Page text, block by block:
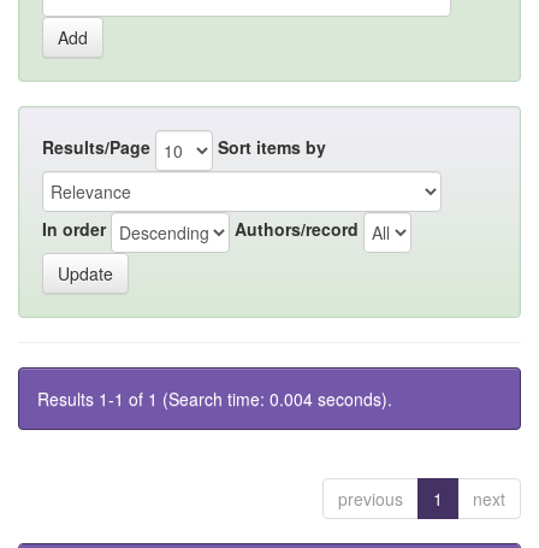
Results/Page Sort items by
In order Authors/record
Results 1-1 of 1 (Search time: 0.004 seconds).
previous 1 next